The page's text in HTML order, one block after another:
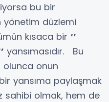
bu bir
yönetim düzlemi
kısaca bir ‘’
yansımasıdır. Bu
olunca onun
yansıma paylaşmak
sahibi olmak, hem de